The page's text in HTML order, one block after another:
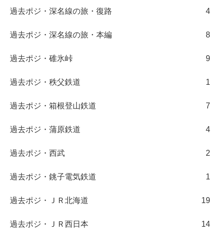
過去ポジ・深名線の旅・復路 4
過去ポジ・深名線の旅・本編 8
過去ポジ・碓氷峠 9
過去ポジ・秩父鉄道 1
過去ポジ・箱根登山鉄道 7
過去ポジ・蒲原鉄道 4
過去ポジ・西武 2
過去ポジ・銚子電気鉄道 1
過去ポジ・ＪＲ北海道 19
過去ポジ・ＪＲ西日本 14